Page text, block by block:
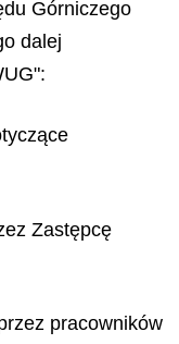
Górniczego
dalej
Zastępcę
pracowników